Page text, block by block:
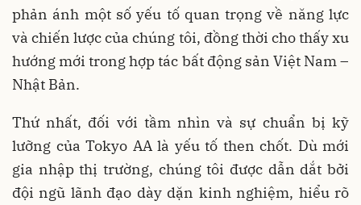
phản ánh một số yếu tố quan trọng về năng lực
và chiến lược của chúng tôi, đồng thời cho thấy xu
hướng mới trong hợp tác bất động sản Việt Nam –
Nhật Bản.
Thứ nhất, đối với tầm nhìn và sự chuẩn bị kỹ
lưỡng của Tokyo AA là yếu tố then chốt. Dù mới
gia nhập thị trường, chúng tôi được dẫn dắt bởi
đội ngũ lãnh đạo dày dặn kinh nghiệm, hiểu rõ